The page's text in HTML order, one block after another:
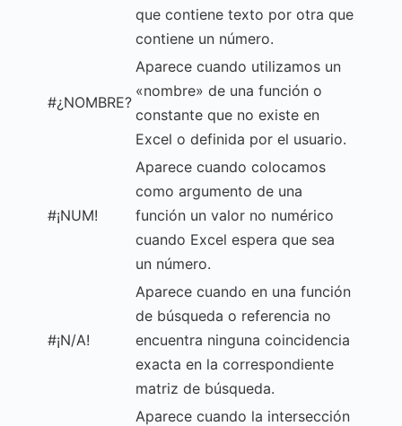
que contiene texto por otra que
contiene un número.
#¿NOMBRE?
Aparece cuando utilizamos un
«nombre» de una función o
constante que no existe en
Excel o definida por el usuario.
#¡NUM!
Aparece cuando colocamos
como argumento de una
función un valor no numérico
cuando Excel espera que sea
un número.
#¡N/A!
Aparece cuando en una función
de búsqueda o referencia no
encuentra ninguna coincidencia
exacta en la correspondiente
matriz de búsqueda.
Aparece cuando la intersección